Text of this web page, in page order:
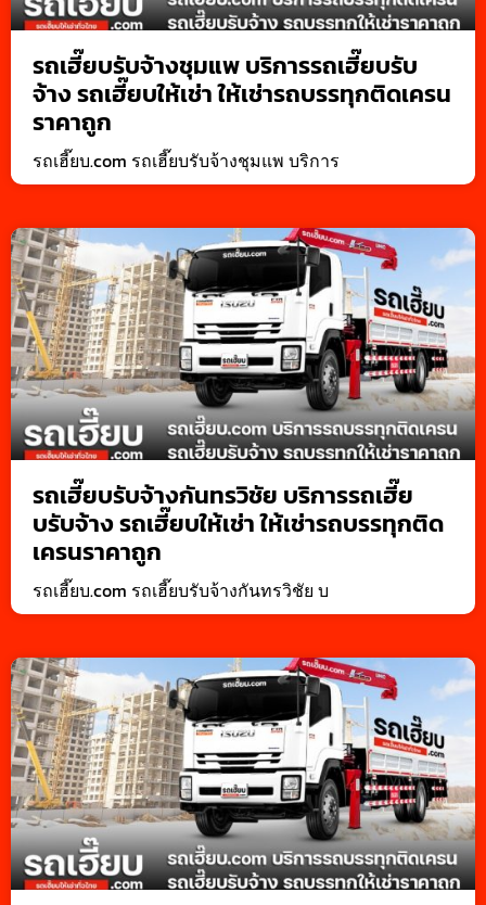
รถเฮี๊ยบรับจ้างชุมแพ บริการรถเฮี๊ยบรับ
จ้าง รถเฮี๊ยบให้เช่า ให้เช่ารถบรรทุกติดเครน
ราคาถูก
รถเฮี๊ยบ.com รถเฮี๊ยบรับจ้างชุมแพ บริการ
รถเฮี๊ยบรับจ้างกันทรวิชัย บริการรถเฮี๊ย
บรับจ้าง รถเฮี๊ยบให้เช่า ให้เช่ารถบรรทุกติด
เครนราคาถูก
รถเฮี๊ยบ.com รถเฮี๊ยบรับจ้างกันทรวิชัย บ